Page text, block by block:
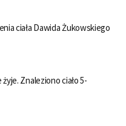
ciała Dawida Żukowskiego
Znaleziono ciało 5-